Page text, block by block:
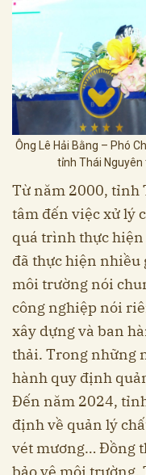
Ông Lê Hải Bằng – Phó
tỉnh Thái
Từ năm 2000, tỉnh
tâm đến việc xử lý
quá trình thực
đã thực hiện nhiều
môi trường nói
công nghiệp nói
xây dựng và ban
thải. Trong những
hành quy định
Đến năm 2024,
định về quản lý
vét mương… Đồng